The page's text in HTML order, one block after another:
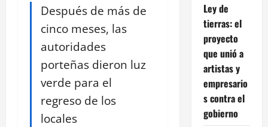
Después de más de
cinco meses, las
autoridades
porteñas dieron luz
verde para el
regreso de los
locales
Ley de
tierras: el
proyecto
que unió a
artistas y
empresario
s contra el
gobierno